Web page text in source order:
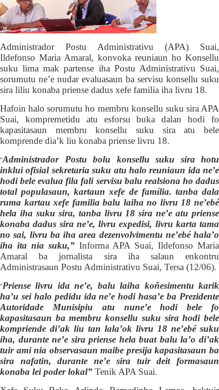
Administrador Postu Administrativu (APA) Suai,
Ildefonso Maria Amaral, konvoka reuniaun ho Konsellu
suku lima mak partense iha Postu Administrativu Suai,
sorumutu ne’e nudar evaluasaun ba servisu konsellu suku
sira liliu konaba priense dadus xefe familia iha livru 18.
Hafoin halo sorumutu ho membru konsellu suku sira APA
Suai, kompremetidu atu esforsubuka dalan hodi fo
kapasitasaun membru konsellu suku siraatu bele
komprende dia’k liu konaba priense livru 18.
“Administrador Postu bolu konsellu suku sira hotu
inklui ofisial sekretaria suku atu halo reuniaun ida ne’e
hodi bele evalua fila fali servisu balu realsiona ho dadus
total populasaun, kartaun xefe de família. tanba dala
ruma kartau xefe familia balu laiha no livru 18 ne’ebé
hela iha suku sira, tanba livru 18 sira ne’e atu priense
konaba dadus sira ne’e, livru expedisi, livru karta tama
no sai, livru ba iha area dezenvolvimentu ne’ebé hala’o
iha ita nia suku,” Informa APA Suai, Ildefonso Maria
Amaral ba jornalista sira iha salaun enkontru
Administrasaun Postu Administrativu Suai, Tersa (12/06).
“Priense livru ida ne’e, balu laiha koñesimentu karik
ha’u sei halo pedidu ida ne’e hodi hasa’e ba Prezidente
AutoridadeMunisipiu atu nune’e hodi bele fo
kapasitasaun ba membru konsellu suku sira hodi bele
kompriende di’ak liu tan lala’ok livru 18 ne’ebé suku
iha, durante ne’e sira priense hela buat balu la’o di’ak
tuir ami nia observasaun maibe presija kapasitasaun ba
sira nafatin, durante ne’e sira tuir deit formasaun
konaba lei poder lokal” Tenik APA Suai.